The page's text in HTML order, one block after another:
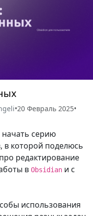
•20 Февраль 2025•
начать серию
которой поделюсь
редактирование
в Obsidian и с
использования